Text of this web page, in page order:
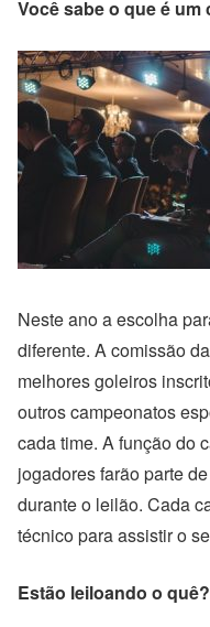
Você sabe o que é um
Neste ano a escolha
diferente. A comissão
melhores goleiros
outros campeonatos
cada time. A função do
jogadores farão parte
durante o leilão. Cada
técnico para assistir o
Estão leiloando o quê?